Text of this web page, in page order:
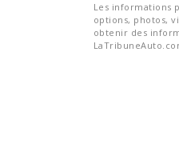
Les informations
options, photos,
obtenir des